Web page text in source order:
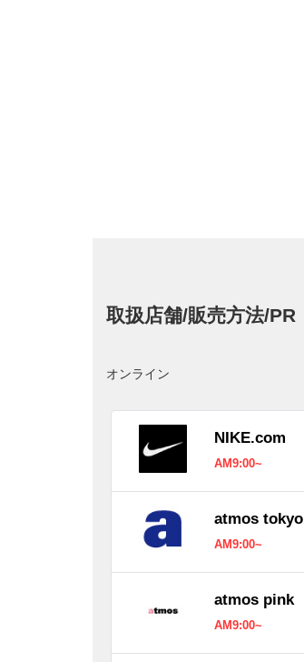
取扱店舗/販売方法/PR
オンライン
NIKE.com
AM9:00~
atmos tokyo
AM9:00~
atmos pink
AM9:00~